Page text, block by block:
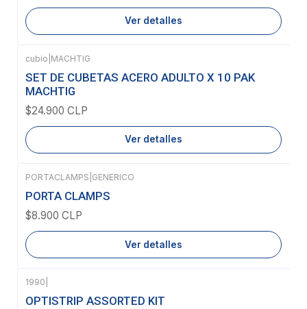
Ver detalles
Agotado
cubio MACHTIG
SET DE CUBETAS ACERO ADULTO X 10 PAK
MACHTIG
$24.900 CLP
Ver detalles
Agotado
PORTACLAMPS GENERICO
PORTA CLAMPS
$8.900 CLP
Ver detalles
Agotado
1990
OPTISTRIP ASSORTED KIT